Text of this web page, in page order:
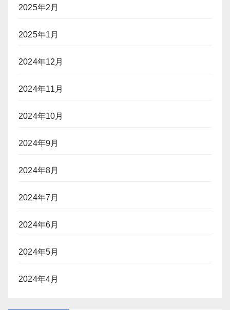
2025年2月
2025年1月
2024年12月
2024年11月
2024年10月
2024年9月
2024年8月
2024年7月
2024年6月
2024年5月
2024年4月